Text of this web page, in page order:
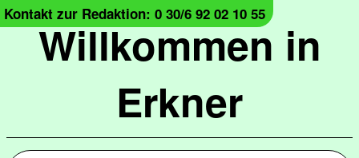
Willkommen in
Erkner
Kontakt zur Redaktion: 0 30/6 92 02 10 55